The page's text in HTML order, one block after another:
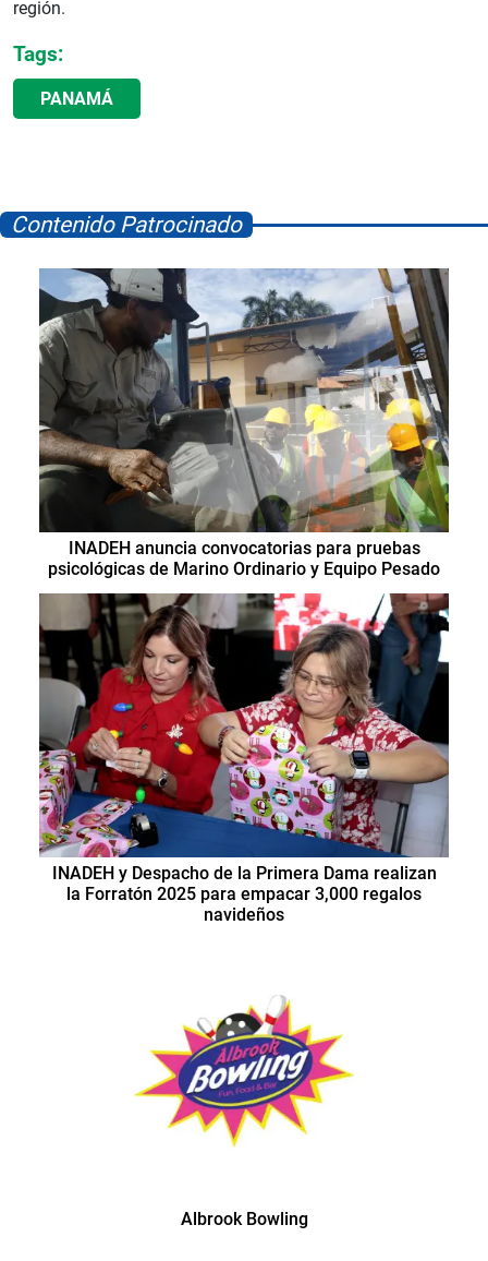
región.
Tags:
PANAMÁ
Contenido Patrocinado
INADEH anuncia convocatorias para pruebas
psicológicas de Marino Ordinario y Equipo Pesado
INADEH y Despacho de la Primera Dama realizan
la Forratón 2025 para empacar 3,000 regalos
navideños
Albrook Bowling